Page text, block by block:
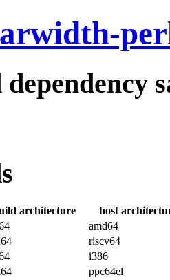
dependency
architecture
host
amd64
riscv64
i386
ppc64el